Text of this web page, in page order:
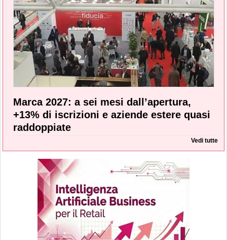
Marca 2027: a sei mesi dall’apertura,
+13% di iscrizioni e aziende estere quasi
raddoppiate
Vedi tutte